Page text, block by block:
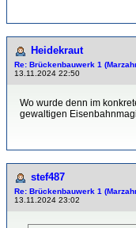
Heidekraut
Re: Brückenbauwerk 1
13.11.2024 22:50
Wo wurde denn im
gewaltigen
stef487
Re: Brückenbauwerk 1
13.11.2024 23:02